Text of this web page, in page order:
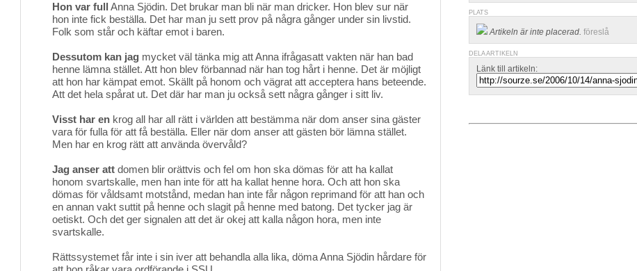
Hon var full Anna Sjödin. Det brukar man bli när man dricker. Hon blev sur när
hon inte fick beställa. Det har man ju sett prov på några gånger under sin livstid.
Folk som står och käftar emot i baren.
Dessutom kan jag mycket väl tänka mig att Anna ifrågasatt vakten när han bad
henne lämna stället. Att hon blev förbannad när han tog hårt i henne. Det är möjligt
att hon har kämpat emot. Skällt på honom och vägrat att acceptera hans beteende.
Att det hela spårat ut. Det där har man ju också sett några gånger i sitt liv.
Visst har en krog all har all rätt i världen att bestämma när dom anser sina gäster
vara för fulla för att få beställa. Eller när dom anser att gästen bör lämna stället.
Men har en krog rätt att använda övervåld?
Jag anser att domen blir orättvis och fel om hon ska dömas för att ha kallat
honom svartskalle, men han inte för att ha kallat henne hora. Och att hon ska
dömas för våldsamt motstånd, medan han inte får någon reprimand för att han och
en annan vakt suttit på henne och slagit på henne med batong. Det tycker jag är
oetiskt. Och det ger signalen att det är okej att kalla någon hora, men inte
svartskalle.
Rättssystemet får inte i sin iver att behandla alla lika, döma Anna Sjödin hårdare för
PLATS
Artikeln är inte placerad. föreslå
DELA ARTIKELN
Länk till artikeln: